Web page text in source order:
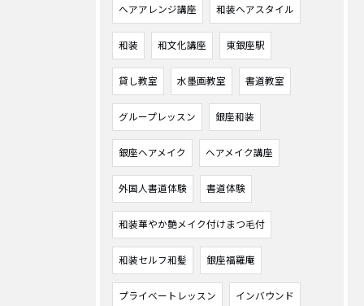
ヘアアレンジ講座 和装ヘアスタイル
和装 和文化講座 東銀座駅
貸し教室 水墨画教室 書道教室
グループレッスン 銀座和装
銀座ヘアメイク ヘアメイク講座
外国人書道体験 書道体験
和装華やか艶メイク付けまつ毛付
和装セルフ和髪 銀座福羅庵
プライベートレッスン インバウンド